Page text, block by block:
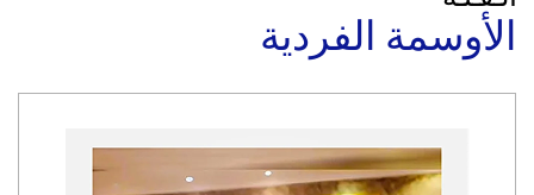
الأوسمة الفردية